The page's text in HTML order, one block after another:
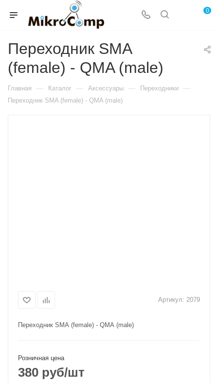
0
Переходник SMA
(female) - QMA (male)
Главная — Каталог — Аксессуары — Переходники —
Переходник SMA (female) - QMA (male)
Артикул: 2079
Переходник SMA (female) - QMA (male)
Розничная цена
380 руб/шт